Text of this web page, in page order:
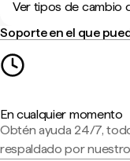
Ver tipos de cambio
Soporte en el que
En cualquier momento
Obtén ayuda 24/7,
respaldado por